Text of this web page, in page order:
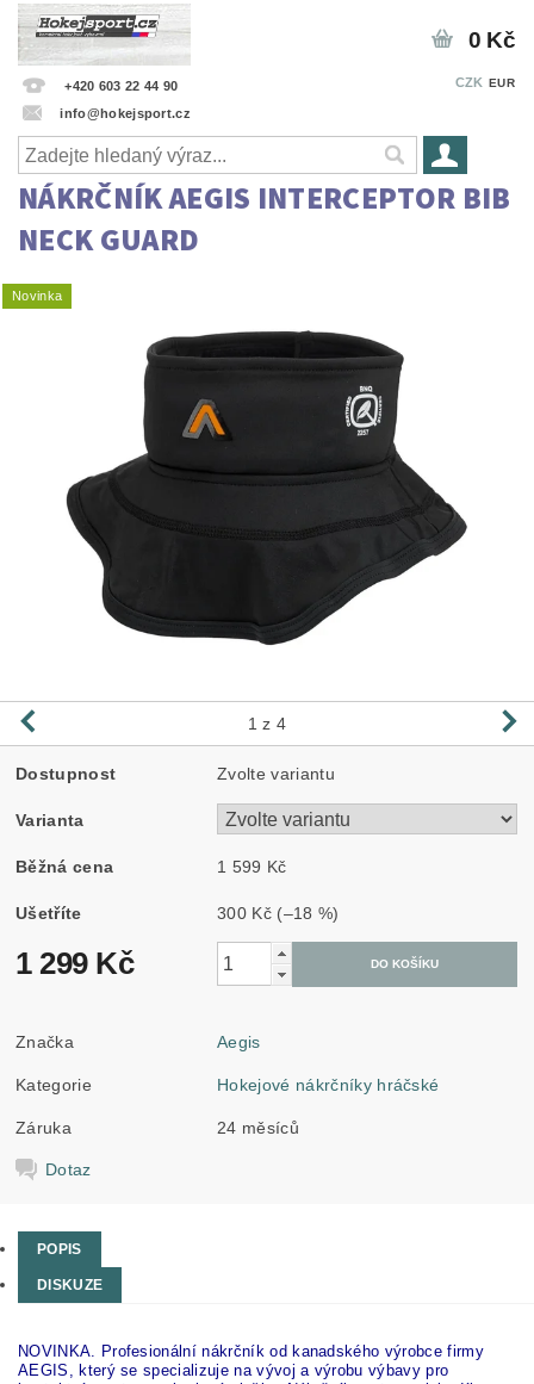
+420 603 22 44 90
info@hokejsport.cz
CZK EUR
0 Kč
NÁKRČNÍK AEGIS INTERCEPTOR BIB
NECK GUARD
Novinka
1 z 4
Dostupnost Zvolte variantu
Varianta
Běžná cena 1 599 Kč
Ušetříte 300 Kč (–18 %)
1 299 Kč
Značka Aegis
Kategorie Hokejové nákrčníky hráčské
Záruka 24 měsíců
Dotaz
POPIS
DISKUZE
NOVINKA. Profesionální nákrčník od kanadského výrobce firmy
AEGIS, který se specializuje na vývoj a výrobu výbavy pro